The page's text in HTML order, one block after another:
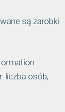
są zarobki
liczba osób,